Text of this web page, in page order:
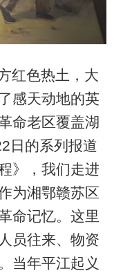
红色热土，大
感天动地的英
命老区覆盖湖
日的系列报道
》，我们走进
为湘鄂赣苏区
命记忆。这里
员往来、物资
当年平江起义